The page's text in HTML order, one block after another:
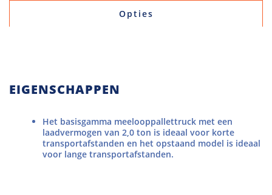
Opties
EIGENSCHAPPEN
Het basisgamma meelooppallettruck met een
laadvermogen van 2,0 ton is ideaal voor korte
transportafstanden en het opstaand model is ideaal
voor lange transportafstanden.